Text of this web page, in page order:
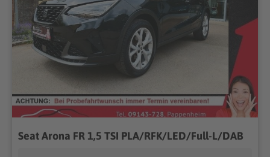
Seat Arona FR 1,5 TSI PLA/RFK/LED/Full-L/DAB